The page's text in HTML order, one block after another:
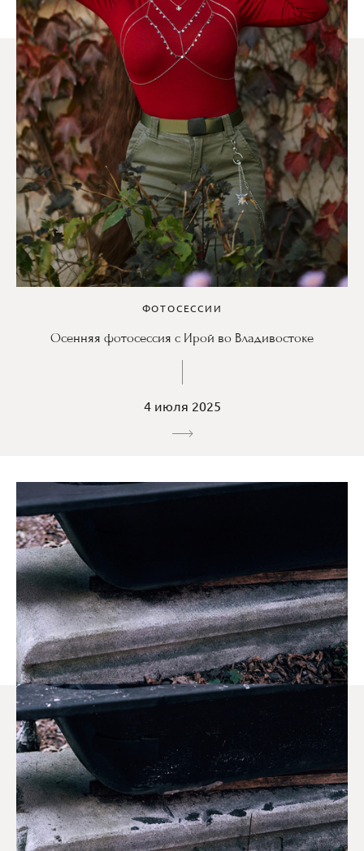
ФОТОСЕССИИ
Осенняя фотосессия с Ирой во Владивостоке
4 июля 2025